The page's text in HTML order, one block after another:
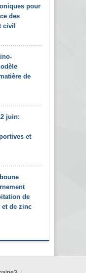
pour
des
civil
de
juin:
et
de
et de zinc